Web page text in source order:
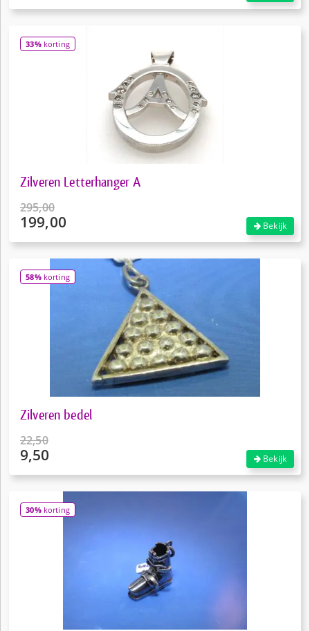
is:
€13,50.
33%korting
Zilveren Letterhanger A
295,00
Oorspronkelijke
199,00
is:
€199,00.
Bekijk
58%korting
Zilveren bedel
22,50
Oorspronkelijke
9,50
is:
€9,50.
Bekijk
30%korting